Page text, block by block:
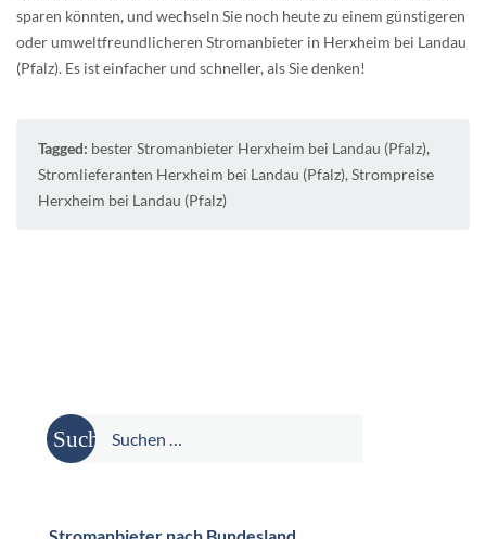
sparen könnten, und wechseln Sie noch heute zu einem günstigeren
oder umweltfreundlicheren Stromanbieter in Herxheim bei Landau
(Pfalz). Es ist einfacher und schneller, als Sie denken!
Tagged: bester Stromanbieter Herxheim bei Landau (Pfalz),
Stromlieferanten Herxheim bei Landau (Pfalz), Strompreise
Herxheim bei Landau (Pfalz)
Suche
nach: